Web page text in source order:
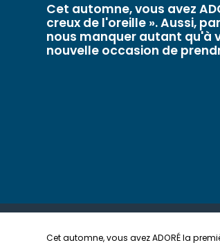
Cet automne, vous avez
creux de l'oreille ». Aussi,
nous manquer autant qu'à
nouvelle occasion de
Cet automne, vous avez ADORÉ la